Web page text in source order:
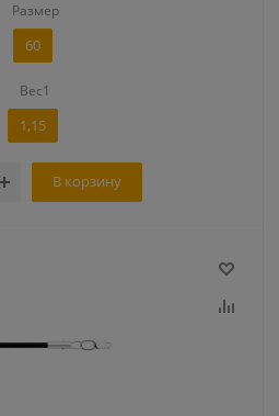
Размер
60
Вес1
1,15
В корзину